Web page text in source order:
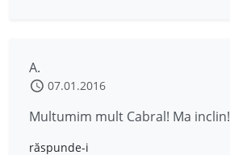
A.
07.01.2016
Multumim mult Cabral! Ma inclin!
răspunde-i